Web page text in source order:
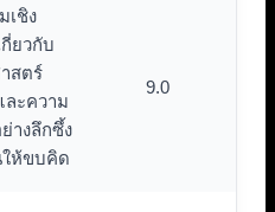
เชิง
ยวกับ
สตร์
ละความ
างลึกซึ้ง
ห้ขบคิด
9.0